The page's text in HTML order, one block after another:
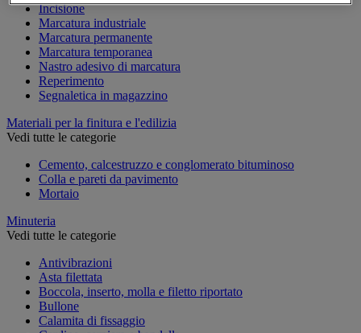
Incisione
Marcatura industriale
Marcatura permanente
Marcatura temporanea
Nastro adesivo di marcatura
Reperimento
Segnaletica in magazzino
Materiali per la finitura e l'edilizia
Vedi tutte le categorie
Cemento, calcestruzzo e conglomerato bituminoso
Colla e pareti da pavimento
Mortaio
Minuteria
Vedi tutte le categorie
Antivibrazioni
Asta filettata
Boccola, inserto, molla e filetto riportato
Bullone
Calamita di fissaggio